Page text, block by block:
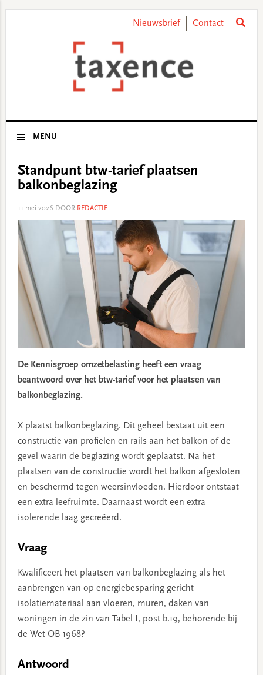
Nieuwsbrief Contact
MENU
Standpunt btw-tarief plaatsen
balkonbeglazing
11 mei 2026 DOOR REDACTIE
De Kennisgroep omzetbelasting heeft een vraag
beantwoord over het btw-tarief voor het plaatsen van
balkonbeglazing.
X plaatst balkonbeglazing. Dit geheel bestaat uit een
constructie van profielen en rails aan het balkon of de
gevel waarin de beglazing wordt geplaatst. Na het
plaatsen van de constructie wordt het balkon afgesloten
en beschermd tegen weersinvloeden. Hierdoor ontstaat
een extra leefruimte. Daarnaast wordt een extra
isolerende laag gecreëerd.
Vraag
Kwalificeert het plaatsen van balkonbeglazing als het
aanbrengen van op energiebesparing gericht
isolatiemateriaal aan vloeren, muren, daken van
woningen in de zin van Tabel I, post b.19, behorende bij
de Wet OB 1968?
Antwoord